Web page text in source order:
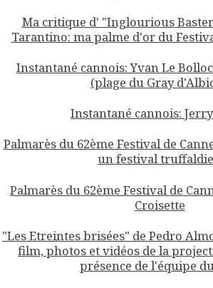
Ma critique d' "Inglourious
Tarantino: ma palme d'or du
Instantané cannois: Yvan Le
(plage du Gray
Instantané cannois:
Palmarès du 62ème Festival de
un festival
Palmarès du 62ème Festival de
Croisette
"Les Etreintes brisées" de Pedro
film, photos et vidéos de la
présence de l'équipe